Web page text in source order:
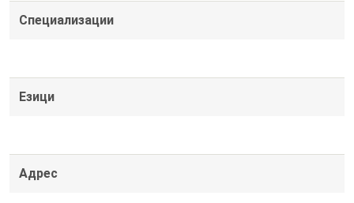
Специализации
Езици
Адрес